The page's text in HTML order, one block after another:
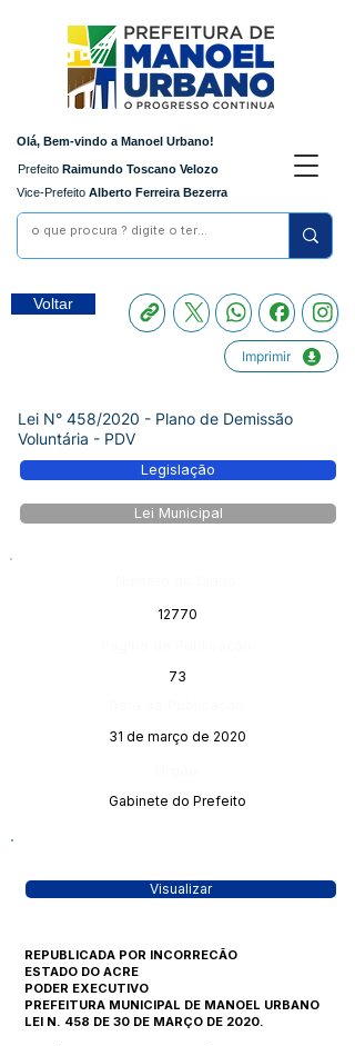
Olá, Bem-vindo a Manoel Urbano!
Prefeito Raimundo Toscano Velozo
Vice-Prefeito Alberto Ferreira Bezerra
Voltar
Imprimir
Lei N° 458/2020 - Plano de Demissão
Voluntária - PDV
Legislação
Lei Municipal
12770
73
31 de março de 2020
Gabinete do Prefeito
Visualizar
REPUBLICADA POR INCORRECÃO
ESTADO DO ACRE
PODER EXECUTIVO
PREFEITURA MUNICIPAL DE MANOEL URBANO
LEI N. 458 DE 30 DE MARÇO DE 2020.